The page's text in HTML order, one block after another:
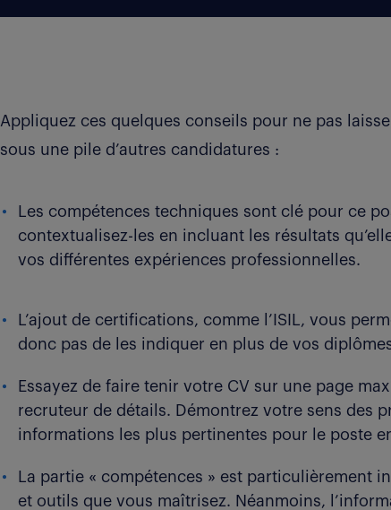
Appliquez ces quelques conseils pour ne pas
sous une pile d’autres candidatures :
Les compétences techniques sont clé pour ce
contextualisez-les en incluant les résultats
vos différentes expériences professionnelles.
L’ajout de certifications, comme l’ISIL, vous
donc pas de les indiquer en plus de vos
Essayez de faire tenir votre CV sur une page
recruteur de détails. Démontrez votre sens des
informations les plus pertinentes pour le poste
La partie « compétences » est particulièrement
et outils que vous maîtrisez. Néanmoins,